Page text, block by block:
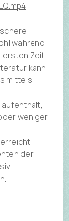
während
ersten Zeit
kann
mittels
weniger
der